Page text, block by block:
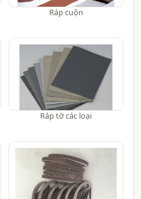
Ráp cuộn
Ráp tờ các loại